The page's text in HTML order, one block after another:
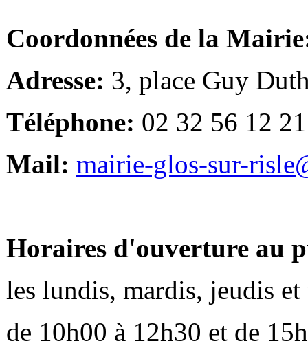
Coordonnées de la
Adresse: 3, place Guy
Téléphone: 02 32 56 12 21
Mail: mairie-glos-sur-
Horaires d'ouverture au
les lundis, mardis, jeudis et
de 10h00 à 12h30 et de